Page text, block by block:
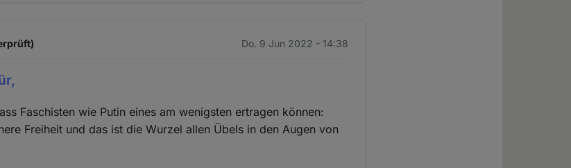
Do. 9 Jun 2022 - 14:38
Faschisten wie Putin eines am wenigsten ertragen können:
Freiheit und das ist die Wurzel allen Übels in den Augen von